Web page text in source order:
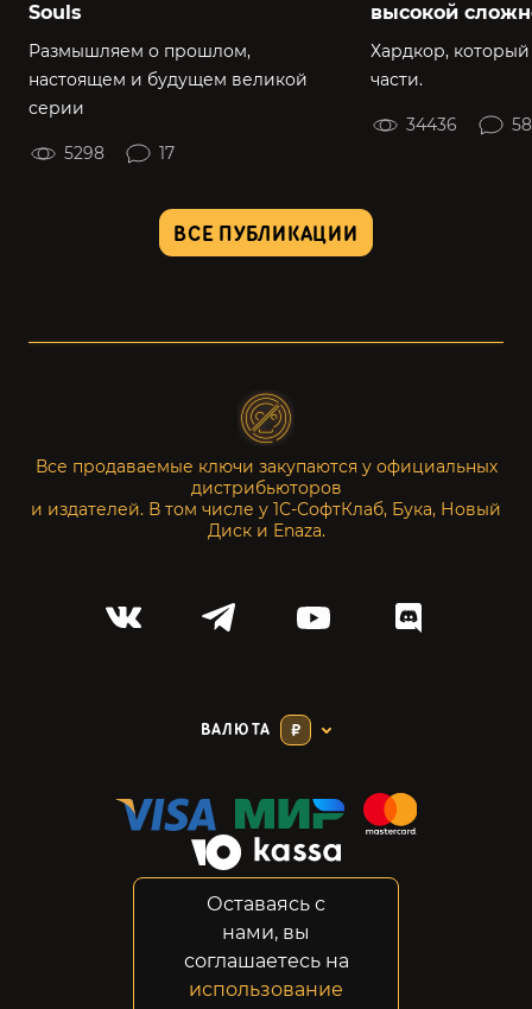
Souls
Размышляем о прошлом,
настоящем и будущем великой
серии
5298 17
высокой
Хардкор,
части.
34436 58
ВСЕ ПУБЛИКАЦИИ
Все продаваемые ключи закупаются у официальных
дистрибьюторов
и издателей. В том числе у 1С-СофтКлаб, Бука, Новый
Диск и Enaza.
ВАЛЮТА ₽
Конфиденциальность
Возвраты
Правовая информация
Оставаясь с
нами, вы
соглашаетесь на
использование